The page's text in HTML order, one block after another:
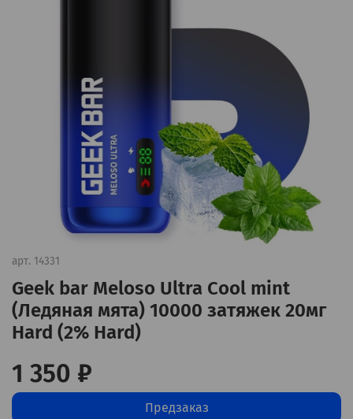
арт. 14331
Geek bar Meloso Ultra Cool mint
(Ледяная мята) 10000 затяжек 20мг
Hard (2% Hard)
1 350 ₽
Предзаказ